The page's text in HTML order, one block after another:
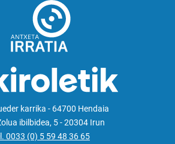
karrika - 64700 Hendaia
ibilbidea, 5 - 20304 Irun
0033 (0) 5 59 48 36 65